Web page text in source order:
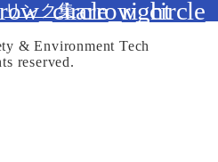
リンク集
& Environment Tech
reserved.